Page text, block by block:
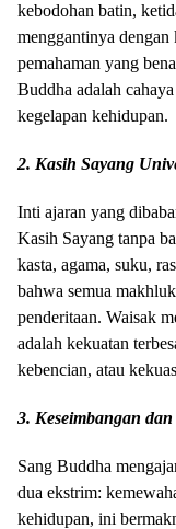
kebodohan batin,
menggantinya dengan
pemahaman yang
Buddha adalah
kegelapan kehidupan.
2. Kasih Sayang
Inti ajaran yang
Kasih Sayang tanpa
kasta, agama, suku,
bahwa semua
penderitaan. Waisak
adalah kekuatan
kebencian, atau
3. Keseimbangan
Sang Buddha
dua ekstrim:
kehidupan, ini